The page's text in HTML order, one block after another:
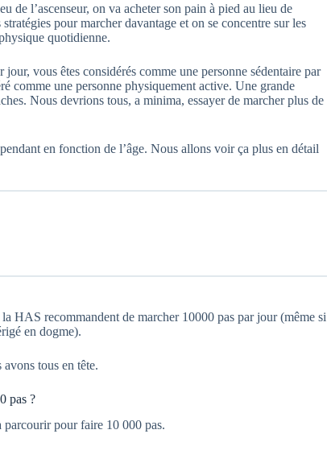
de l’ascenseur, on va acheter son pain à pied au lieu de
pour marcher davantage et on se concentre sur les
quotidienne.
vous êtes considérés comme une personne sédentaire par
comme une personne physiquement active. Une grande
Nous devrions tous, a minima, essayer de marcher plus de
en fonction de l’âge. Nous allons voir ça plus en détail
HAS recommandent de marcher 10000 pas par jour (même si
en dogme).
tous en tête.
pas ?
parcourir pour faire 10 000 pas.